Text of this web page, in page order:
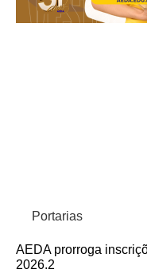
Portarias
AEDA prorroga
2026.2